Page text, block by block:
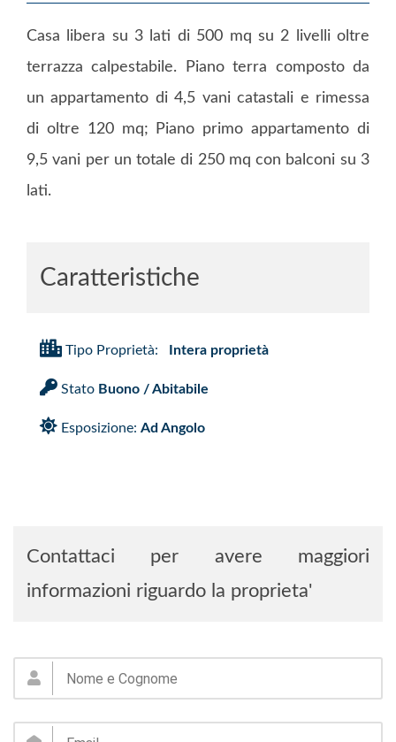
Casa libera su 3 lati di 500 mq su 2 livelli oltre
terrazza calpestabile. Piano terra composto da
un appartamento di 4,5 vani catastali e rimessa
di oltre 120 mq; Piano primo appartamento di
9,5 vani per un totale di 250 mq con balconi su 3
lati.
Caratteristiche
Tipo Proprietà: Intera proprietà
Stato Buono / Abitabile
Esposizione: Ad Angolo
Contattaci per avere maggiori
informazioni riguardo la proprieta'